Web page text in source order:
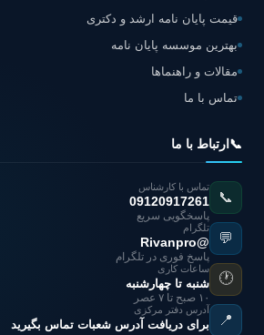
قیمت پایان نامه ارشد و دکتری
بهترین موسسه پایان نامه
مقالات و راهنماها
تماس با ما
📞 ارتباط با ما
📞
تماس با کارشناس
09120917261
پاسخگویی سریع
💬
تلگرام
@Rivanpro
پاسخ فوری در تلگرام
🕐
ساعات کاری
شنبه تا چهارشنبه
۱۰ صبح تا ۷ عصر
📍
آدرس دفتر مرکزی
برای دریافت آدرس شعبات تماس بگیرید